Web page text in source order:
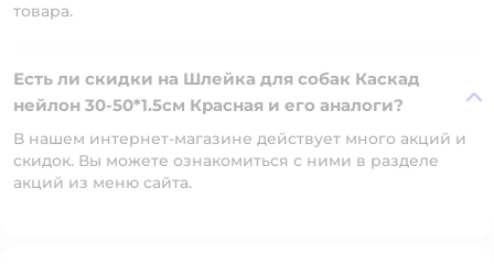
товара.
Есть ли скидки на Шлейка для собак Каскад
нейлон 30-50*1.5см Красная и его аналоги?
В нашем интернет-магазине действует много акций и
скидок. Вы можете ознакомиться с ними в разделе
акций из меню сайта.